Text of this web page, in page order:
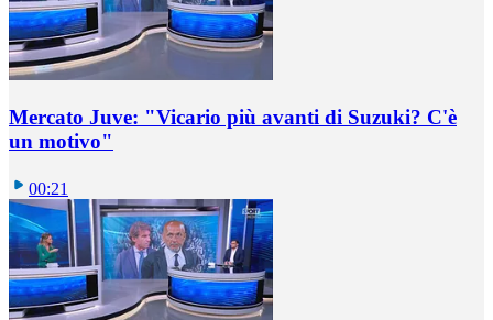
Mercato Juve: "Vicario più avanti di Suzuki? C'è
un motivo"
00:21